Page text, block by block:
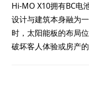
Hi-MO X10拥有BC电
设计与建筑本身融为
时，太阳能板的布局